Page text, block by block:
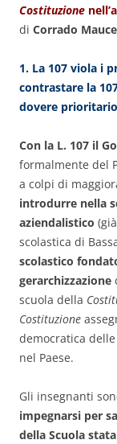
Costituzione
di Corrado
1. La 107 viola i
contrastare la
dovere prioritario
Con la L. 107 il
formalmente del
a colpi di
introdurre nella
aziendalistico
scolastica di
scolastico
gerarchizzazione
scuola della
Costituzione
democratica
nel Paese.
Gli insegnanti
impegnarsi per
della Scuola